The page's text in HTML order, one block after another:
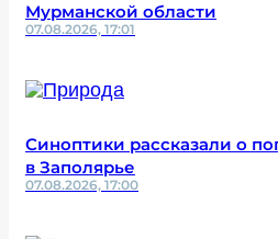
Мурманской области
07.08.2026, 17:01
Синоптики рассказали о
в Заполярье
07.08.2026, 17:00